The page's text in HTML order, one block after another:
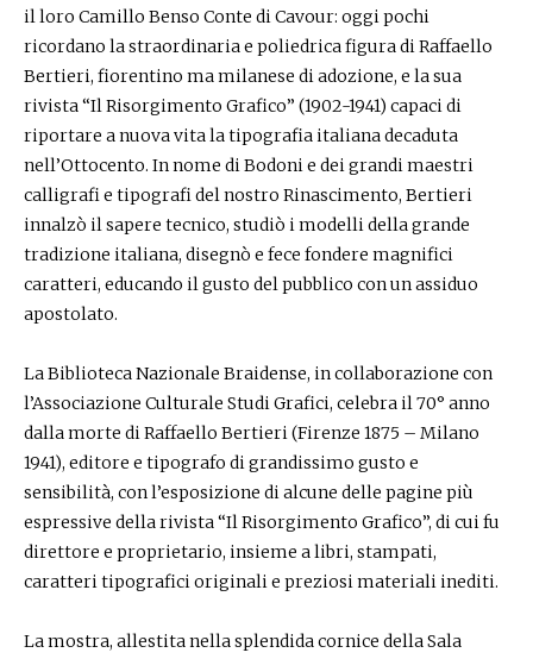
il loro Camillo Benso Conte di Cavour: oggi pochi
ricordano la straordinaria e poliedrica figura di Raffaello
Bertieri, fiorentino ma milanese di adozione, e la sua
rivista “Il Risorgimento Grafico” (1902-1941) capaci di
riportare a nuova vita la tipografia italiana decaduta
nell’Ottocento. In nome di Bodoni e dei grandi maestri
calligrafi e tipografi del nostro Rinascimento, Bertieri
innalzò il sapere tecnico, studiò i modelli della grande
tradizione italiana, disegnò e fece fondere magnifici
caratteri, educando il gusto del pubblico con un assiduo
apostolato.
La Biblioteca Nazionale Braidense, in collaborazione con
l’Associazione Culturale Studi Grafici, celebra il 70° anno
dalla morte di Raffaello Bertieri (Firenze 1875 – Milano
1941), editore e tipografo di grandissimo gusto e
sensibilità, con l’esposizione di alcune delle pagine più
espressive della rivista “Il Risorgimento Grafico”, di cui fu
direttore e proprietario, insieme a libri, stampati,
caratteri tipografici originali e preziosi materiali inediti.
La mostra, allestita nella splendida cornice della Sala